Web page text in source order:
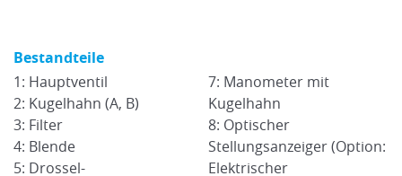
Bestandteile
1: Hauptventil
2: Kugelhahn (A, B)
3: Filter
4: Blende
5: Drossel-
7: Manometer mit
Kugelhahn
8: Optischer
Stellungsanzeiger (Option:
Elektrischer